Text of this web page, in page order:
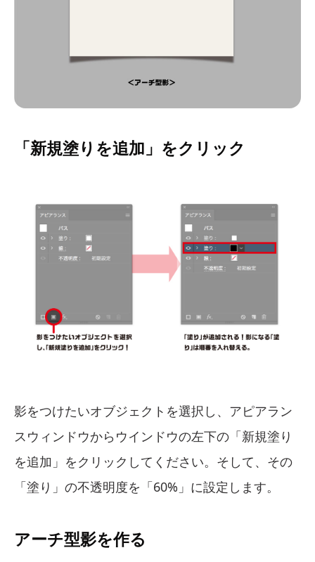
「新規塗りを追加」をクリック
影をつけたいオブジェクトを選択し、アピアラン
スウィンドウからウインドウの左下の「新規塗り
を追加」をクリックしてください。そして、その
「塗り」の不透明度を「60%」に設定します。
アーチ型影を作る